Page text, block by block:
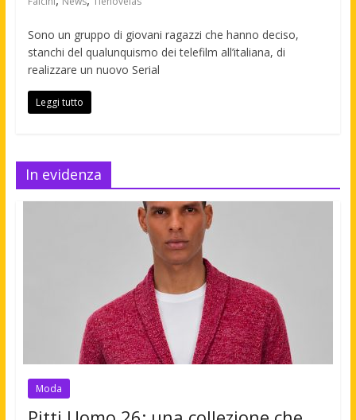
Sono un gruppo di giovani ragazzi che hanno deciso,
stanchi del qualunquismo dei telefilm all’italiana, di
realizzare un nuovo Serial
Leggi tutto
In evidenza
Moda